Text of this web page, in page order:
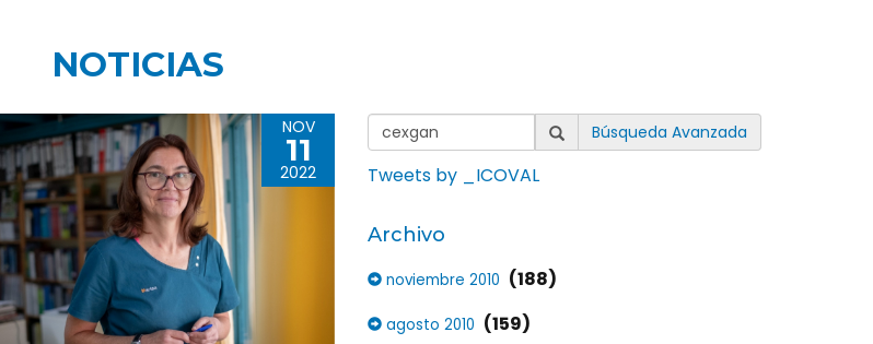
NOTICIAS
NOV
11
2022
Búsqueda Avanzada
Tweets by _ICOVAL
Archivo
noviembre 2010 (188)
agosto 2010 (159)